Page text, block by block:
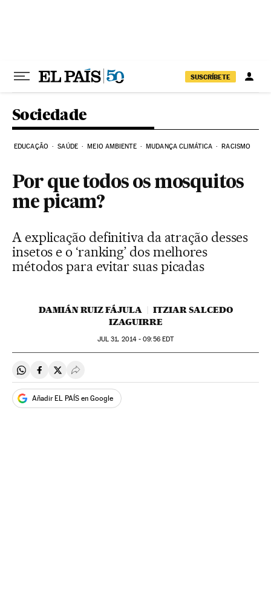
SUSCRÍBETE
Sociedade
EDUCAÇÃO SAÚDE MEIO AMBIENTE MUDANÇA CLIMÁTICA RACISMO
Por que todos os mosquitos
me picam?
A explicação definitiva da atração desses
insetos e o ‘ranking’ dos melhores
métodos para evitar suas picadas
DAMIÁN RUIZ FÁJULA
ITZIAR SALCEDO
IZAGUIRRE
JUL 31, 2014 - 09:56EDT
Compartir en Whatsapp
Compartir en Facebook
Compartir en Twitter
Desplegar Redes Sociales
Añadir EL PAÍS en Google